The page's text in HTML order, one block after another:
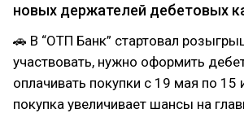
новых держателей дебетовых
🚗 В “ОТП Банк” стартовал
участвовать, нужно оформить
оплачивать покупки с 19 мая по
покупка увеличивает шансы на